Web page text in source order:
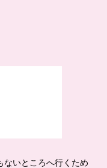
ないところへ行くため